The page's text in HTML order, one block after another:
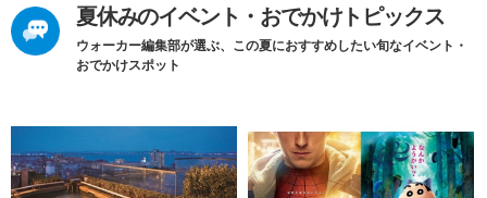
夏休みのイベント・おでかけトピックス
ウォーカー編集部が選ぶ、この夏におすすめしたい旬なイベント・
おでかけスポット